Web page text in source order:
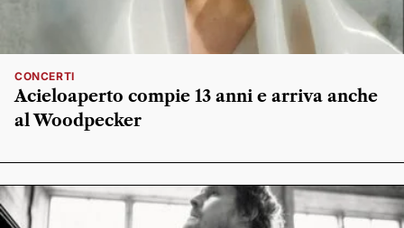
CONCERTI
Acieloaperto compie 13 anni e arriva anche
al Woodpecker